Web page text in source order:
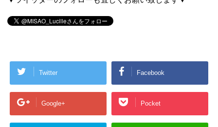
Twitter Facebook
Google+ Pocket